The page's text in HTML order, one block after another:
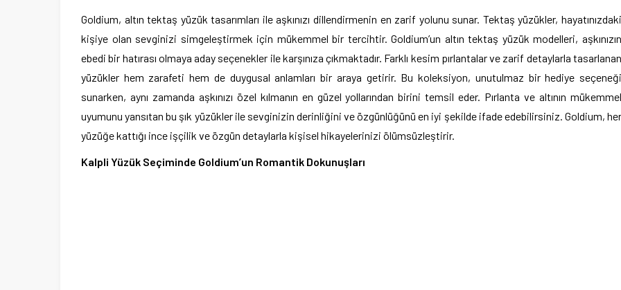
Goldium, altın tektaş yüzük tasarımları ile aşkınızı dillendirmenin en zarif yolunu sunar. Tektaş yüzükler, hayatınızdaki
kişiye olan sevginizi simgeleştirmek için mükemmel bir tercihtir. Goldium’un altın tektaş yüzük modelleri, aşkınızın
ebedi bir hatırası olmaya aday seçenekler ile karşınıza çıkmaktadır. Farklı kesim pırlantalar ve zarif detaylarla tasarlanan
yüzükler hem zarafeti hem de duygusal anlamları bir araya getirir. Bu koleksiyon, unutulmaz bir hediye seçeneği
sunarken, aynı zamanda aşkınızı özel kılmanın en güzel yollarından birini temsil eder. Pırlanta ve altının mükemmel
uyumunu yansıtan bu şık yüzükler ile sevginizin derinliğini ve özgünlüğünü en iyi şekilde ifade edebilirsiniz. Goldium, her
yüzüğe kattığı ince işçilik ve özgün detaylarla kişisel hikayelerinizi ölümsüzleştirir.
Kalpli Yüzük Seçiminde Goldium’un Romantik Dokunuşları